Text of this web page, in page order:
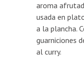
aroma
usada en
a la plancha.
guarniciones
al curry.